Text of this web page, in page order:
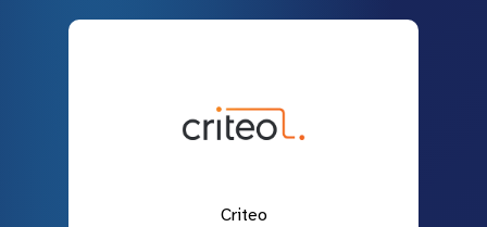
Criteo